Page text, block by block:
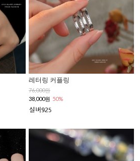
레터링 커플링
76,000원
38,000원 50%